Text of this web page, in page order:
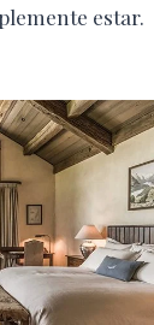
estar.